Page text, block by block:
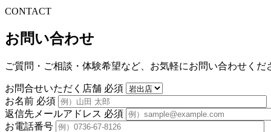
CONTACT
お問い合わせ
ご質問・ご相談・体験希望など、お気軽にお問い合わせくだ
お問合せいただく店舗 必須
お名前 必須
返信先メールアドレス 必須
お電話番号